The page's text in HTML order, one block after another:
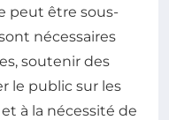
peut être sous-
nécessaires
soutenir des
le public sur les
à la nécessité de